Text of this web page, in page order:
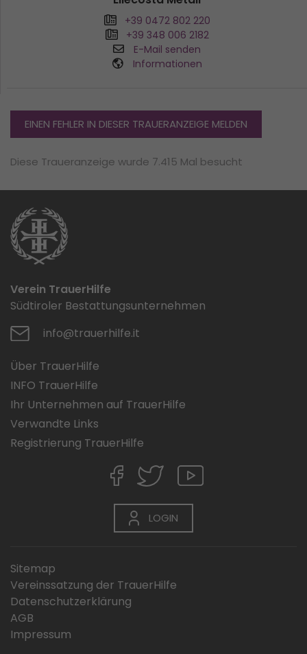
+39 0472 802 220
+39 348 006 2182
E-Mail senden
Informationen
EINEN FEHLER IN DIESER TRAUERANZEIGE MELDEN
Diese Traueranzeige wurde 7.415 Mal besucht
Verein TrauerHilfe
Südtiroler Bestattungsunternehmen
info@trauerhilfe.it
Über TrauerHilfe
INFO TrauerHilfe
Ihr Unternehmen auf TrauerHilfe
Verwandte Links
Registrierung TrauerHilfe
LOGIN
Sitemap
Vereinssatzung der TrauerHilfe
Datenschutzerklärung
AGB
Impressum